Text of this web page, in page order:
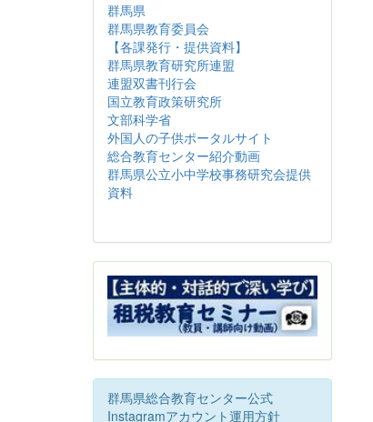
群馬県
群馬県教育委員会
【各課発行・提供資料】
群馬県教育研究所連盟
連盟双書刊行会
国立教育政策研究所
文部科学省
外国人の子供ポータルサイト
総合教育センター紹介動画
群馬県公立小中学校事務研究会提供
資料
群馬県総合教育センター公式
Instagramアカウント運用方針